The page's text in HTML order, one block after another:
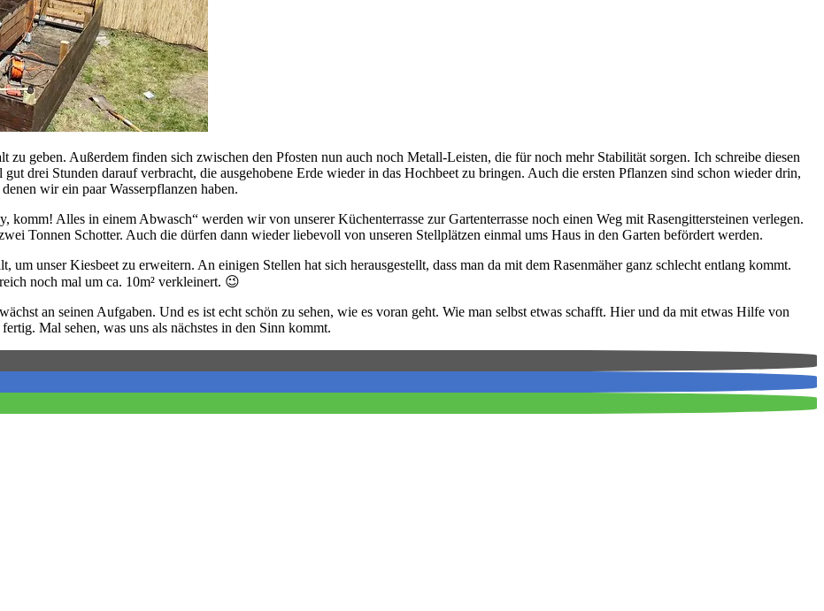
geben. Außerdem finden sich zwischen den Pfosten nun auch noch Metall-Leisten, die für noch mehr Stabilität sorgen. Ich schreibe diesen
drei Stunden darauf verbracht, die ausgehobene Erde wieder in das Hochbeet zu bringen. Auch die ersten Pflanzen sind schon wieder drin,
wir ein paar Wasserpflanzen haben.
Alles in einem Abwasch“ werden wir von unserer Küchenterrasse zur Gartenterrasse noch einen Weg mit Rasengittersteinen verlegen.
Tonnen Schotter. Auch die dürfen dann wieder liebevoll von unseren Stellplätzen einmal ums Haus in den Garten befördert werden.
um unser Kiesbeet zu erweitern. An einigen Stellen hat sich herausgestellt, dass man da mit dem Rasenmäher ganz schlecht entlang kommt.
noch mal um ca. 10m² verkleinert. 😉
an seinen Aufgaben. Und es ist echt schön zu sehen, wie es voran geht. Wie man selbst etwas schafft. Hier und da mit etwas Hilfe von
Mal sehen, was uns als nächstes in den Sinn kommt.